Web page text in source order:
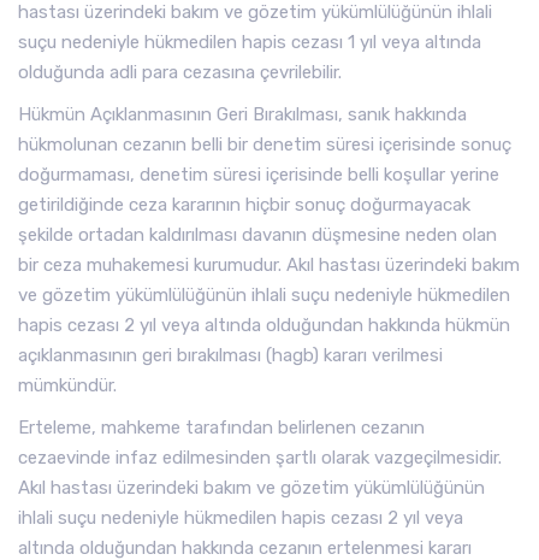
hastası üzerindeki bakım ve gözetim yükümlülüğünün ihlali
suçu nedeniyle hükmedilen hapis cezası 1 yıl veya altında
olduğunda adli para cezasına çevrilebilir.
Hükmün Açıklanmasının Geri Bırakılması, sanık hakkında
hükmolunan cezanın belli bir denetim süresi içerisinde sonuç
doğurmaması, denetim süresi içerisinde belli koşullar yerine
getirildiğinde ceza kararının hiçbir sonuç doğurmayacak
şekilde ortadan kaldırılması davanın düşmesine neden olan
bir ceza muhakemesi kurumudur. Akıl hastası üzerindeki bakım
ve gözetim yükümlülüğünün ihlali suçu nedeniyle hükmedilen
hapis cezası 2 yıl veya altında olduğundan hakkında hükmün
açıklanmasının geri bırakılması (hagb) kararı verilmesi
mümkündür.
Erteleme, mahkeme tarafından belirlenen cezanın
cezaevinde infaz edilmesinden şartlı olarak vazgeçilmesidir.
Akıl hastası üzerindeki bakım ve gözetim yükümlülüğünün
ihlali suçu nedeniyle hükmedilen hapis cezası 2 yıl veya
altında olduğundan hakkında cezanın ertelenmesi kararı